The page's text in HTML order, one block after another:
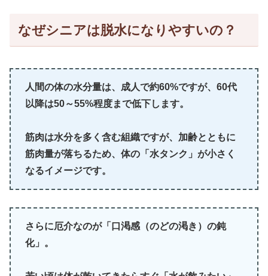
なぜシニアは脱水になりやすいの？
人間の体の水分量は、成人で約60%ですが、60代
以降は50～55%程度まで低下します。
筋肉は水分を多く含む組織ですが、加齢とともに
筋肉量が落ちるため、体の「水タンク」が小さく
なるイメージです。
さらに厄介なのが「口渇感（のどの渇き）の鈍
化」 。